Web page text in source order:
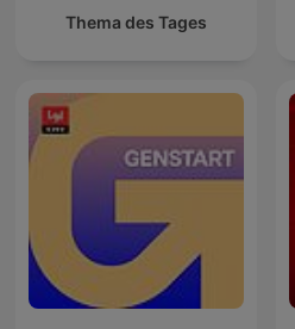
Thema des Tages